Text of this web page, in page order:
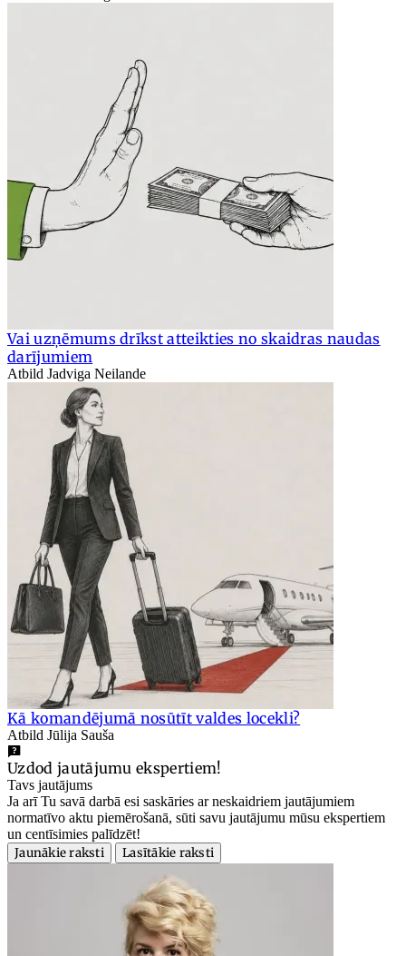
Vai uzņēmums drīkst atteikties no skaidras naudas
darījumiem
Atbild Jadviga Neilande
Kā komandējumā nosūtīt valdes locekli?
Atbild Jūlija Sauša
Uzdod jautājumu ekspertiem!
Tavs jautājums
Ja arī Tu savā darbā esi saskāries ar neskaidriem jautājumiem
normatīvo aktu piemērošanā, sūti savu jautājumu mūsu ekspertiem
un centīsimies palīdzēt!
Jaunākie raksti
Lasītākie raksti